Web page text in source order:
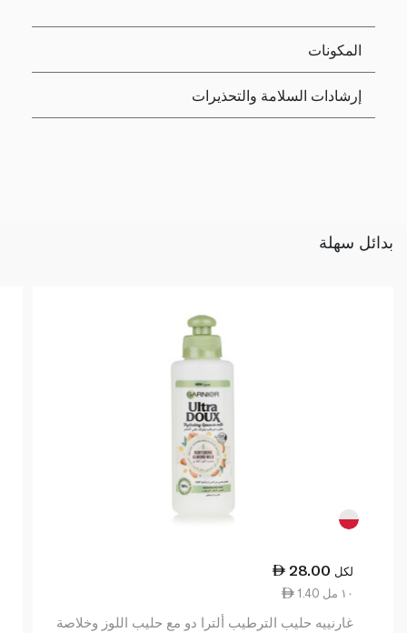
المكونات
إرشادات السلامة والتحذيرات
بدائل سهلة
28.00 لكل
1.40 ١٠ مل
غارنييه حليب الترطيب ألترا دو مع حليب اللوز وخلاصة